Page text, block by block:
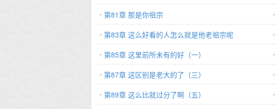
第81章 那是你祖宗
第83章 这么好看的人怎么就是他老祖宗呢
第85章 这里前所未有的好（一）
第87章 这区别是老大的了（三）
第89章 这么比就过分了啊（五）